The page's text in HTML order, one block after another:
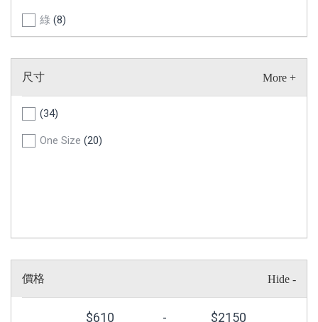
綠 (8)
灰
尺寸
(34)
One Size (20)
價格
$610 - $2150